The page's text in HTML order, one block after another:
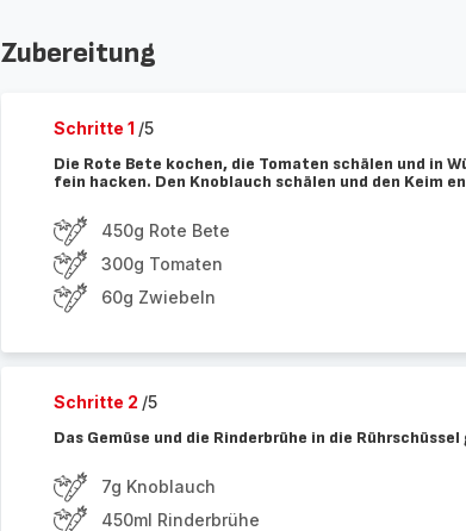
Zubereitung
Schritte 1 /5
Die Rote Bete kochen, die Tomaten schälen und in
fein hacken. Den Knoblauch schälen und den Keim
450g Rote Bete
300g Tomaten
60g Zwiebeln
Schritte 2 /5
Das Gemüse und die Rinderbrühe in die Rührschüssel
7g Knoblauch
450ml Rinderbrühe